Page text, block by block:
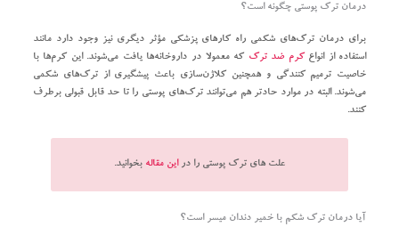
درمان ترک پوستی چگونه است؟
برای درمان ترک‌های شکمی راه کار‌های پزشکی مؤثر دیگری نیز وجود دارد مانند
استفاده از انواعکرم ضد ترک که معمولا در داروخانه‌ها یافت می‌شوند. این کرم‌ها با
خاصیت ترمیم کنندگی و همچنین کلاژن‌سازی باعث پیشگیری از ترک‌های شکمی
می‌شوند. البته در موارد حادتر هم می‌توانند ترک‌های پوستی را تا حد قابل قبولی برطرف
کنند.
علت های ترک پوستی را دراین مقاله بخوانید.
آیا درمان ترک شکم با خمیر دندان میسر است؟